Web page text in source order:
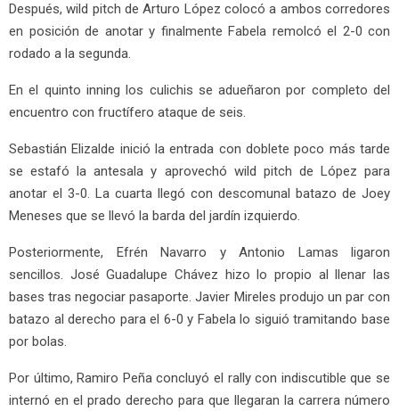
Después, wild pitch de Arturo López colocó a ambos corredores
en posición de anotar y finalmente Fabela remolcó el 2-0 con
rodado a la segunda.
En el quinto inning los culichis se adueñaron por completo del
encuentro con fructífero ataque de seis.
Sebastián Elizalde inició la entrada con doblete poco más tarde
se estafó la antesala y aprovechó wild pitch de López para
anotar el 3-0. La cuarta llegó con descomunal batazo de Joey
Meneses que se llevó la barda del jardín izquierdo.
Posteriormente, Efrén Navarro y Antonio Lamas ligaron
sencillos. José Guadalupe Chávez hizo lo propio al llenar las
bases tras negociar pasaporte. Javier Mireles produjo un par con
batazo al derecho para el 6-0 y Fabela lo siguió tramitando base
por bolas.
Por último, Ramiro Peña concluyó el rally con indiscutible que se
internó en el prado derecho para que llegaran la carrera número